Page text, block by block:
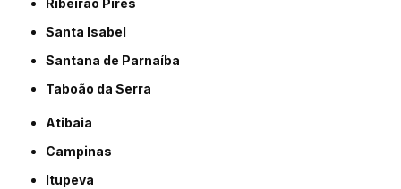
Ribeirão Pires
Santa Isabel
Santana de Parnaíba
Taboão da Serra
Atibaia
Campinas
Itupeva